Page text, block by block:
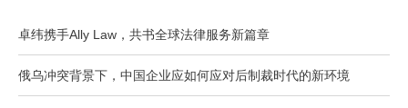
卓纬携手Ally Law，共书全球法律服务新篇章
俄乌冲突背景下，中国企业应如何应对后制裁时代的新环境